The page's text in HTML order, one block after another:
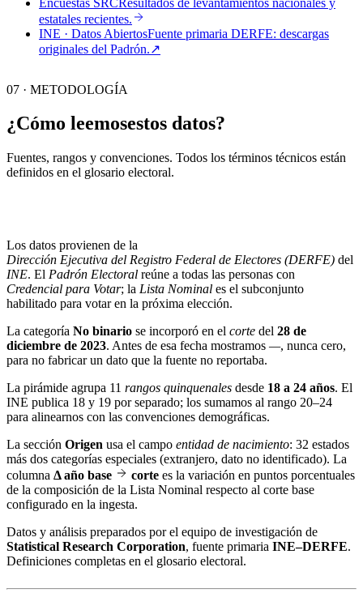
estatales recientes.
INE · Datos AbiertosFuente primaria DERFE: descargas
originales del Padrón.↗︎
07 · METODOLOGÍA
¿Cómo leemosestos datos?
Fuentes, rangos y convenciones. Todos los términos técnicos están
definidos en el glosario electoral.
Los datos provienen de la
Dirección Ejecutiva del Registro Federal de Electores (DERFE) del
INE. El Padrón Electoral reúne a todas las personas con
Credencial para Votar; la Lista Nominal es el subconjunto
habilitado para votar en la próxima elección.
La categoría No binario se incorporó en el corte del 28 de
diciembre de 2023. Antes de esa fecha mostramos —, nunca cero,
para no fabricar un dato que la fuente no reportaba.
La pirámide agrupa 11 rangos quinquenales desde 18 a 24 años. El
INE publica 18 y 19 por separado; los sumamos al rango 20–24
para alinearnos con las convenciones demográficas.
La sección Origen usa el campo entidad de nacimiento: 32 estados
más dos categorías especiales (extranjero, dato no identificado). La
columna Δ año base corte es la variación en puntos porcentuales
de la composición de la Lista Nominal respecto al corte base
configurado en la ingesta.
Datos y análisis preparados por el equipo de investigación de
Statistical Research Corporation, fuente primaria INE–DERFE.
Definiciones completas en el glosario electoral.